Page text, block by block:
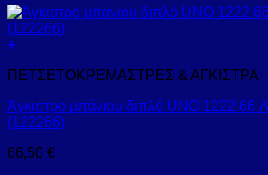
+
ΠΕΤΣΕΤΟΚΡΕΜΑΣΤΡΕΣ & ΑΓΚΙΣΤΡΑ
Άγκιστρο μπάνιου διπλό UNO 1222 66
(122266)
66,50 €